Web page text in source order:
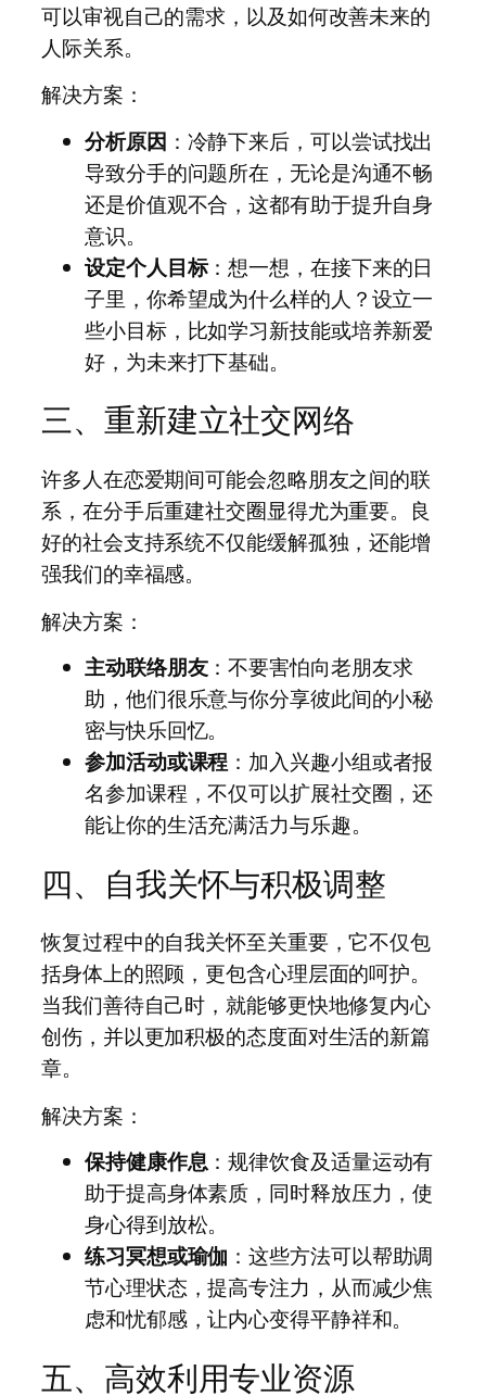
可以审视自己的需求，以及如何改善未来的
人际关系。
解决方案：
分析原因 ：冷静下来后，可以尝试找出
导致分手的问题所在，无论是沟通不畅
还是价值观不合，这都有助于提升自身
意识。
设定个人目标：想一想，在接下来的日
子里，你希望成为什么样的人？设立一
些小目标，比如学习新技能或培养新爱
好，为未来打下基础。
三、重新建立社交网络
许多人在恋爱期间可能会忽略朋友之间的联
系，在分手后重建社交圈显得尤为重要。良
好的社会支持系统不仅能缓解孤独，还能增
强我们的幸福感。
解决方案：
主动联络朋友：不要害怕向老朋友求
助，他们很乐意与你分享彼此间的小秘
密与快乐回忆。
参加活动或课程 ：加入兴趣小组或者报
名参加课程，不仅可以扩展社交圈，还
能让你的生活充满活力与乐趣。
四、自我关怀与积极调整
恢复过程中的自我关怀至关重要，它不仅包
括身体上的照顾，更包含心理层面的呵护。
当我们善待自己时，就能够更快地修复内心
创伤，并以更加积极的态度面对生活的新篇
章。
解决方案：
保持健康作息：规律饮食及适量运动有
助于提高身体素质，同时释放压力，使
身心得到放松。
练习冥想或瑜伽 ：这些方法可以帮助调
节心理状态，提高专注力，从而减少焦
虑和忧郁感，让内心变得平静祥和。
五、高效利用专业资源